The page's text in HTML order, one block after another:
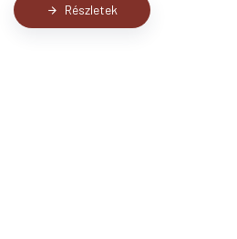
arrow_forward Részletek